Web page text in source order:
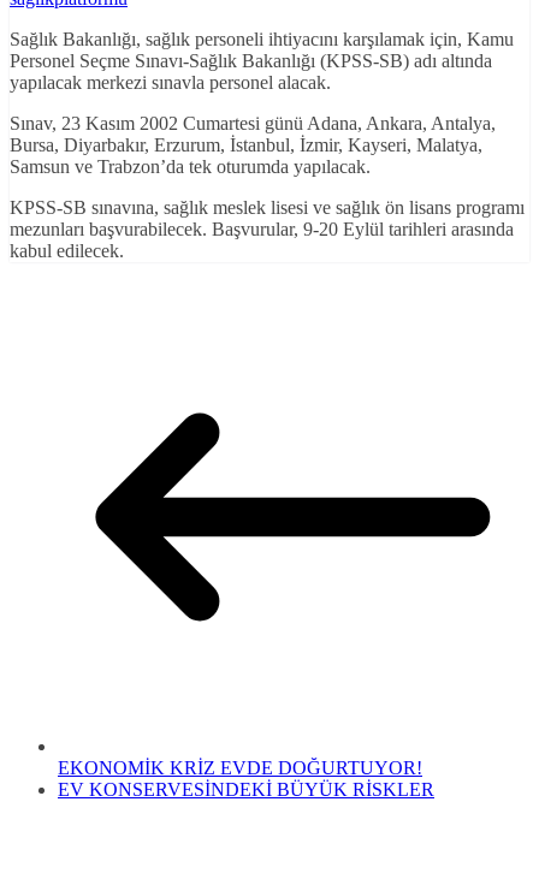
Sağlık Bakanlığı, sağlık personeli ihtiyacını karşılamak için, Kamu
Personel Seçme Sınavı-Sağlık Bakanlığı (KPSS-SB) adı altında
yapılacak merkezi sınavla personel alacak.
Sınav, 23 Kasım 2002 Cumartesi günü Adana, Ankara, Antalya,
Bursa, Diyarbakır, Erzurum, İstanbul, İzmir, Kayseri, Malatya,
Samsun ve Trabzon’da tek oturumda yapılacak.
KPSS-SB sınavına, sağlık meslek lisesi ve sağlık ön lisans programı
mezunları başvurabilecek. Başvurular, 9-20 Eylül tarihleri arasında
kabul edilecek.
EKONOMİK KRİZ EVDE DOĞURTUYOR!
EV KONSERVESİNDEKİ BÜYÜK RİSKLER